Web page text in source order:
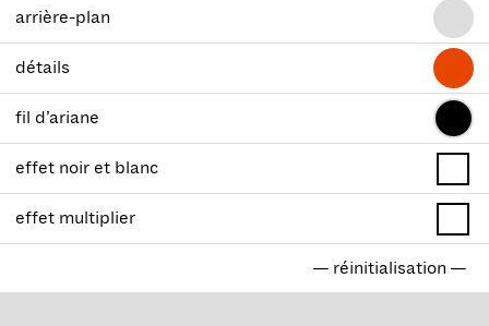
arrière-plan
détails
fil d’ariane
effet noir et blanc
effet multiplier
— réinitialisation —